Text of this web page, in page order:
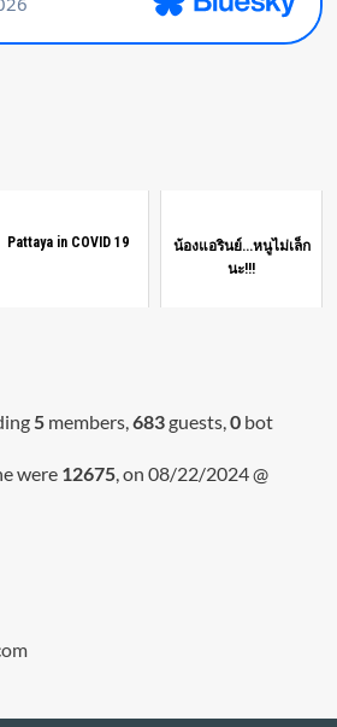
Pattaya in COVID 19
น้องแอรินย์...หนูไม่เล็ก
นะ!!!
5members, 683guests, 0bot
were 12675, on 08/22/2024 @